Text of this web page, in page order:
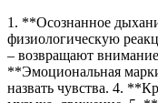
1. **Осознанное
физиологическую
– возвращают
**Эмоциональная
назвать чувства. 4.